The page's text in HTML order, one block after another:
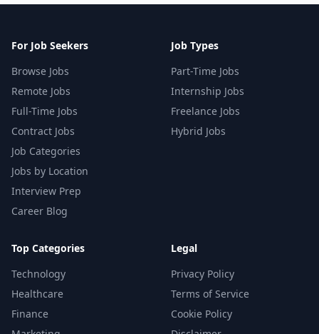
For Job Seekers
Browse Jobs
Remote Jobs
Full-Time Jobs
Contract Jobs
Job Categories
Jobs by Location
Interview Prep
Career Blog
Job Types
Part-Time Jobs
Internship Jobs
Freelance Jobs
Hybrid Jobs
Top Categories
Technology
Healthcare
Finance
Legal
Privacy Policy
Terms of Service
Cookie Policy